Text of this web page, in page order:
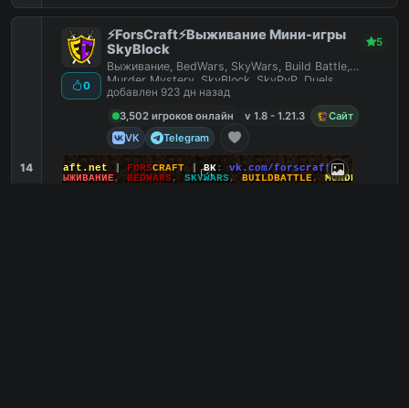
14
0
⚡ForsCraft⚡Выживание Мини-игры
SkyBlock
5
Выживание, BedWars, SkyWars, Build Battle,
Murder Mystery, SkyBlock, SkyPvP, Duels,
HideAndSeek
добавлен 923 дн назад
3,502 игроков онлайн
v 1.8 - 1.21.3
Сайт
VK
Telegram
ForsCraft.net FORSCRAFT ВК:
vk.com/forscraft
ВЫЖИВАНИЕ, BEDWARS, SKYWARS, BUILDBATTLE, MURDERMYSTERY